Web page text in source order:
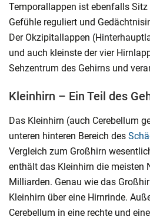
Temporallappen ist ebenfalls Sitz
Gefühle reguliert und
Der Okzipitallappen
und auch kleinste der vier
Sehzentrum des Gehirns und
Kleinhirn – Ein Teil des
Das Kleinhirn (auch Cerebellum
unteren hinteren Bereich des
Vergleich zum Großhirn
enthält das Kleinhirn die meisten
Milliarden. Genau wie das
Kleinhirn über eine Hirnrinde.
Cerebellum in eine rechte und